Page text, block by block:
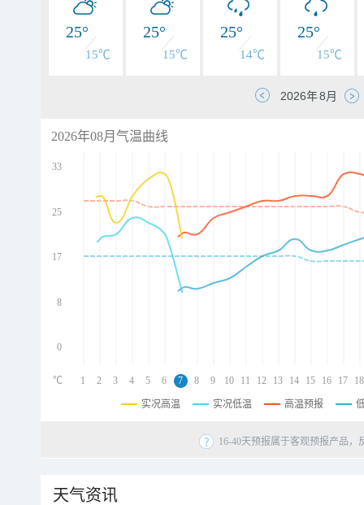
25°
15℃
25°
15℃
25°
14℃
25°
15℃
2026年08月气温曲线
33
25
17
8
0
1 2 3 4 5 6 7 8 9 10 11 12 13 14 15 16 17 18
℃
实况高温 实况低温 高温预报
16-40天预报属于客观预报产品
天气资讯